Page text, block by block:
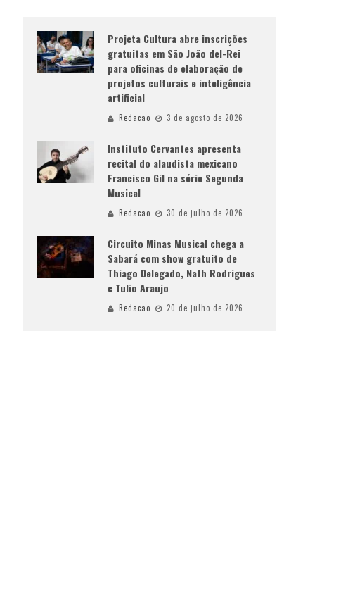
Projeta Cultura abre inscrições
gratuitas em São João del-Rei
para oficinas de elaboração de
projetos culturais e inteligência
artificial
Redacao 3 de agosto de 2026
Instituto Cervantes apresenta
recital do alaudista mexicano
Francisco Gil na série Segunda
Musical
Redacao 30 de julho de 2026
Circuito Minas Musical chega a
Sabará com show gratuito de
Thiago Delegado, Nath Rodrigues
e Tulio Araujo
Redacao 20 de julho de 2026